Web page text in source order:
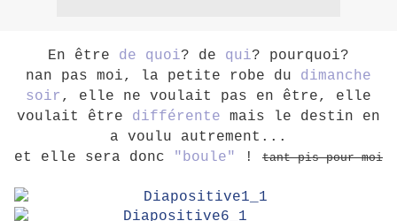
En être de quoi? de qui? pourquoi?
nan pas moi, la petite robe du dimanche
soir , elle ne voulait pas en être, elle
voulait être différente mais le destin en
a voulu autrement...
et elle sera donc
"boule" ! tant pis pour moi